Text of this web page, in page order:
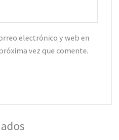
electrónico y web en
vez que comente.